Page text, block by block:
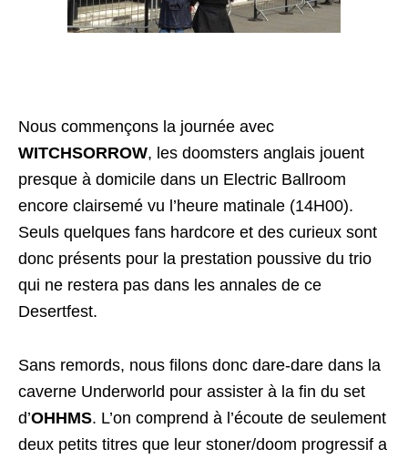
Nous commençons la journée avec
WITCHSORROW, les doomsters anglais jouent
presque à domicile dans un Electric Ballroom
encore clairsemé vu l’heure matinale (14H00).
Seuls quelques fans hardcore et des curieux sont
donc présents pour la prestation poussive du trio
qui ne restera pas dans les annales de ce
Desertfest.
Sans remords, nous filons donc dare-dare dans la
caverne Underworld pour assister à la fin du set
d’OHHMS. L’on comprend à l’écoute de seulement
deux petits titres que leur stoner/doom progressif a